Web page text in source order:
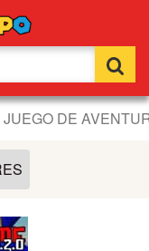
JUEGO DE